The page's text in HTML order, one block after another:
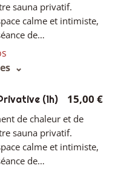
sauna privatif.
calme et intimiste,
de…
(1h) 15,00 €
de chaleur et de
sauna privatif.
calme et intimiste,
de…